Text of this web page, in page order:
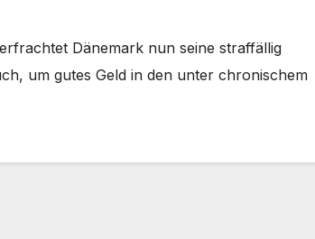
Dänemark nun seine straffällig
um gutes Geld in den unter chronischem